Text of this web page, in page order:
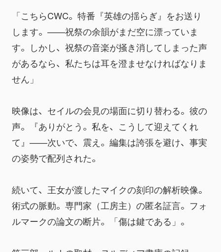
「こちらCWC。特番『英雄の揺らぎ』をお送り
します。——祝祭の余韻がまだ空に漂っていま
す。しかし、祝祭の音楽が掻き消してしまった声
があるなら、私たちは耳を澄ませなければなりま
せん」
映像は、セイルの会見の場面に切り替わる。彼の
声。『ありがとう。私を、こうして迎えてくれ
て』——次いで、震え。編集は誇張を避け、事実
の姿勢で配列された。
続いて、王女が渡したマイクの刻印の解析映像。
術式の脈動。専門家（工房主）の匿名証言。フォ
ルマークの論文の断片。「傷は鍵である」。